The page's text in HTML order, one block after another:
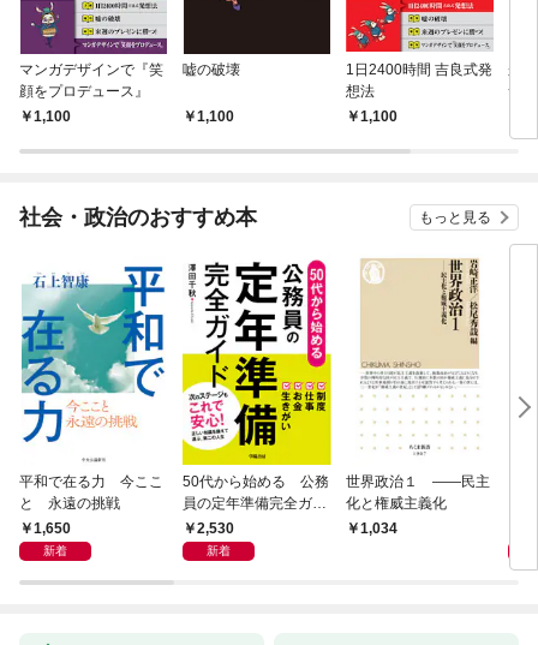
マンガデザインで『笑
顔をプロデュース』
1,100
嘘の破壊
1,100
1日2400時間 吉良式発
想法
1,100
来
つ！
社会・政治のおすすめ本 もっと見る
平和で在る力 今ここ
と 永遠の挑戦
1,650
新着
50代から始める 公務
員の定年準備完全ガイ
ド2,530
新着
世界政治１ ――民主
化と権威主義化
1,034